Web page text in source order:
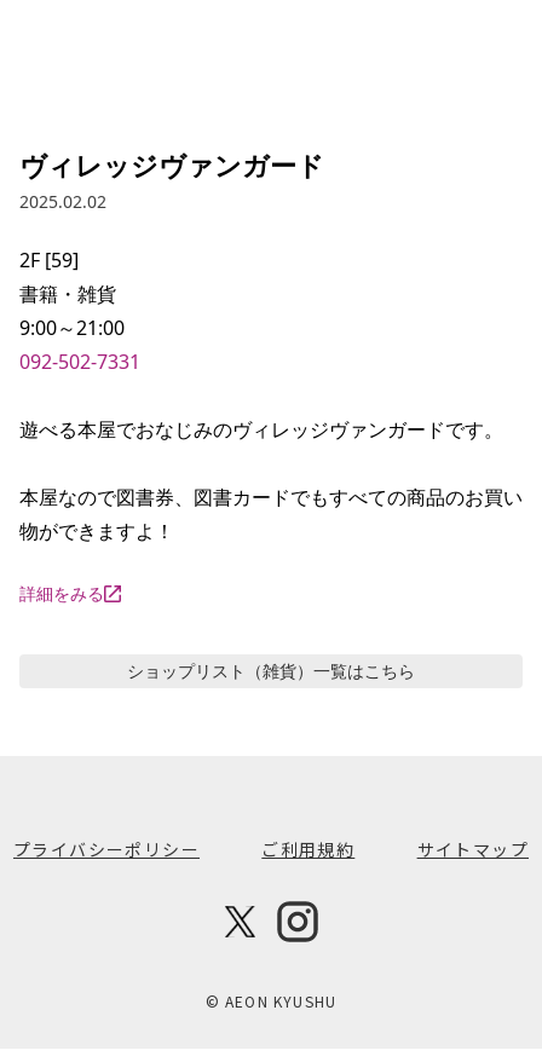
ヴィレッジヴァンガード
2025.02.02
2F [59]
書籍・雑貨
092-502-7331
遊べる本屋でおなじみのヴィレッジヴァンガードです。
本屋なので図書券、図書カードでもすべての商品のお買い
物ができますよ！
詳細をみる
ショップリスト（雑貨） 一覧はこちら
プライバシーポリシー ご利用規約 サイトマップ
© AEON KYUSHU